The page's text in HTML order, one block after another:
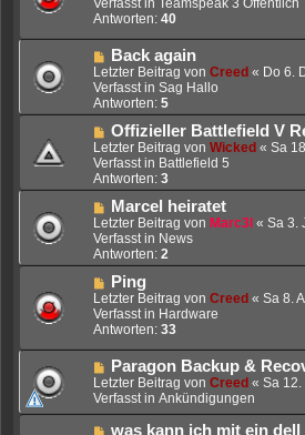
t
a
g
e
B
e
i
t
r
a
g
Verfasst in Teamspeak 3 Öffentlich
Antworten: 40
N
e
u
e
r
B
e
i
t
r
a
g
Back again
Letzter Beitrag von Creed « Do 6.
Verfasst in Sag Hallo
Antworten: 5
N
e
u
e
r
B
e
i
t
r
a
g
Offizieller Battlefield V
Letzter Beitrag von Wicked « Sa
Verfasst in Battlefield 5
Antworten: 3
N
e
u
e
r
B
e
i
t
a
g
Marcel heiratet
Letzter Beitrag von Marc3l « Sa 3.
Verfasst in News
Antworten: 2
N
e
u
e
B
e
i
t
r
Ping
Letzter Beitrag von Creed « Sa 8.
Verfasst in Hardware
Antworten: 33
N
e
u
e
Paragon Backup &
Letzter Beitrag von Creed « Sa 12.
Verfasst in Ankündigungen
N
was kann ich mit ein dell